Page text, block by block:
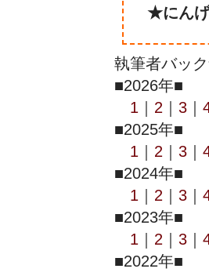
★にん
執筆者バッ
■2026年■
1
2 3
■2025年■
1
2 3
■2024年■
1
2 3
■2023年■
1
2 3
■2022年■